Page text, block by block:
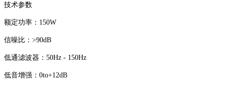
技术参数
额定功率：150W
信噪比：>90dB
低通滤波器：50Hz - 150Hz
低音增强：0to+12dB